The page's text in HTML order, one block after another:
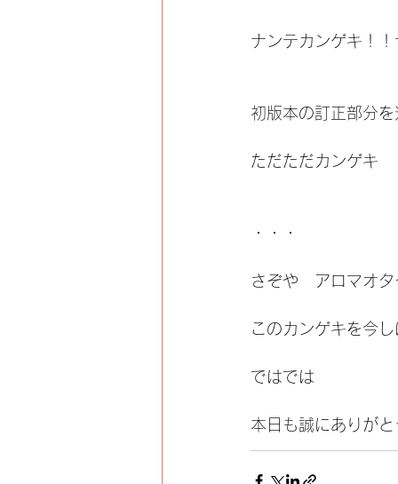
ナンテカンゲキ！
初版本の訂正部分
ただただカンゲキ
・・・
さぞや　アロマオ
このカンゲキを今
ではでは
本日も誠にありが